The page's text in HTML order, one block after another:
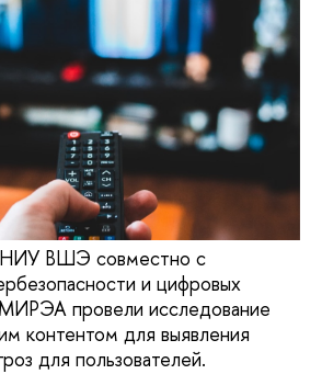
НИУ ВШЭ совместно с
и цифровых
провели исследование
контентом для выявления
для пользователей.